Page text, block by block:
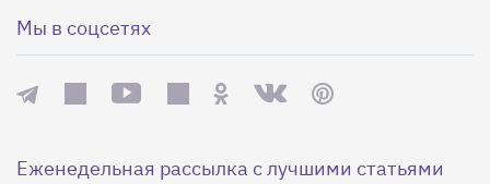
Мы в соцсетях
Еженедельная рассылка с лучшими статьями